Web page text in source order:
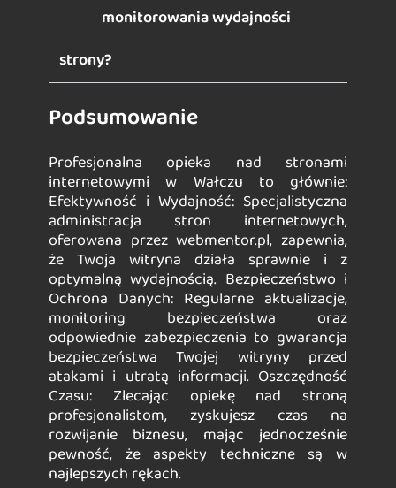
monitorowania wydajności
strony?
Podsumowanie
Profesjonalna opieka nad stronami
internetowymi w Wałczu to głównie:
Efektywność i Wydajność: Specjalistyczna
administracja stron internetowych,
oferowana przez webmentor.pl, zapewnia,
że Twoja witryna działa sprawnie i z
optymalną wydajnością. Bezpieczeństwo i
Ochrona Danych: Regularne aktualizacje,
monitoring bezpieczeństwa oraz
odpowiednie zabezpieczenia to gwarancja
bezpieczeństwa Twojej witryny przed
atakami i utratą informacji. Oszczędność
Czasu: Zlecając opiekę nad stroną
profesjonalistom, zyskujesz czas na
rozwijanie biznesu, mając jednocześnie
pewność, że aspekty techniczne są w
najlepszych rękach.